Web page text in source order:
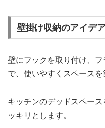
壁掛け収納のアイデア
壁にフックを取り付け、
で、使いやすくスペースを
キッチンのデッドスペー
ッキリとします。